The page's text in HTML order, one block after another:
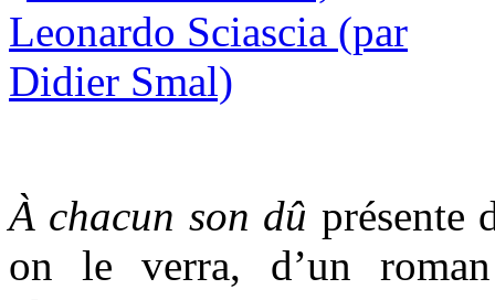
À chacun son dû présente
on le verra, d’un